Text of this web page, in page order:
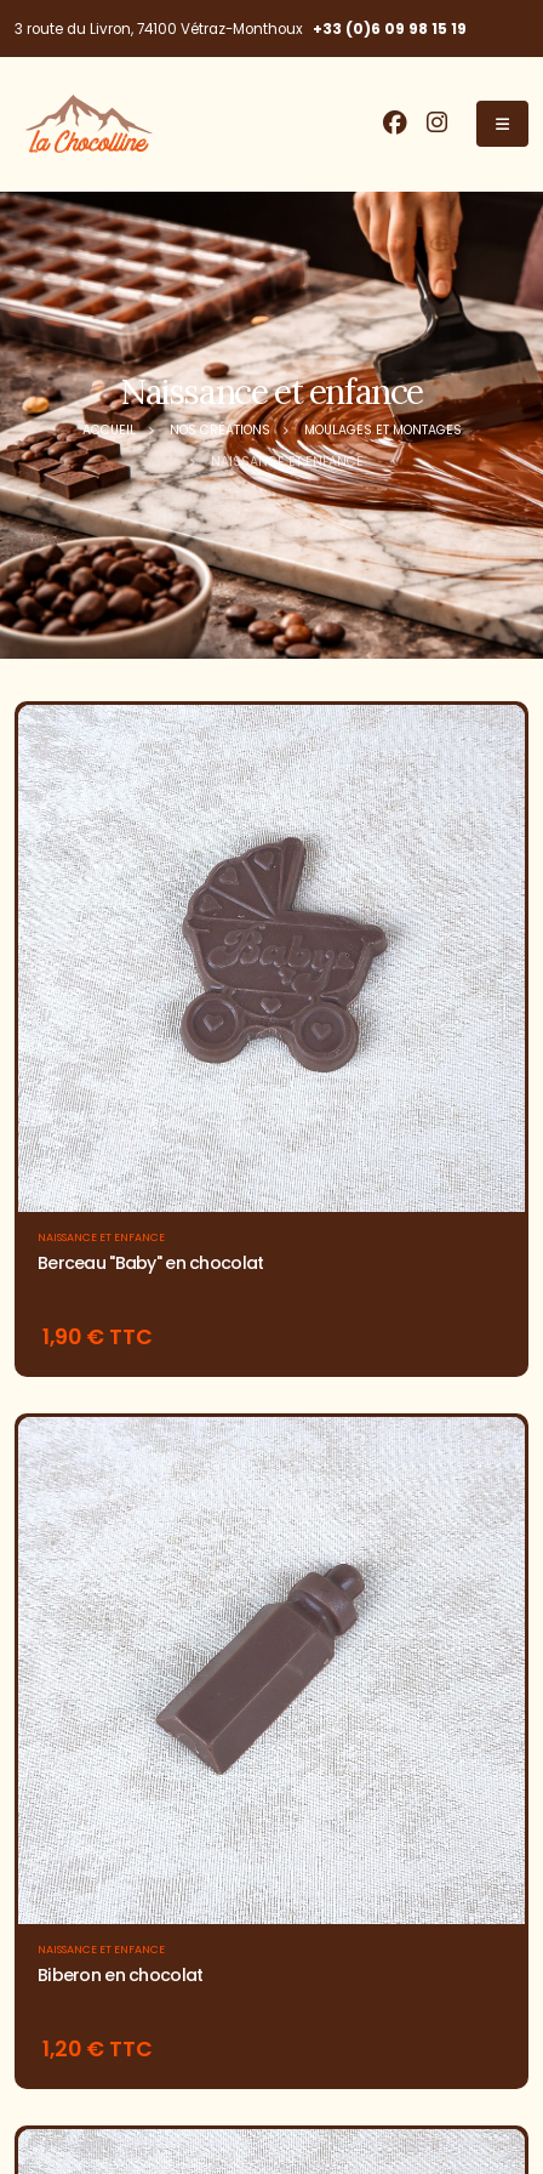
3 route du Livron, 74100 Vétraz-Monthoux +33 (0)6 09 98 15 19
Naissance et enfance
ACCUEIL NOS CRÉATIONS
MOULAGES ET MONTAGES
NAISSANCE ET ENFANCE
NAISSANCE ET ENFANCE
Berceau "Baby" en chocolat
1,90 € TTC
NAISSANCE ET ENFANCE
Biberon en chocolat
1,20 € TTC